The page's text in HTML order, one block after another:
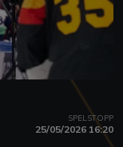
SPELSTOPP
25/05/2026 16:20